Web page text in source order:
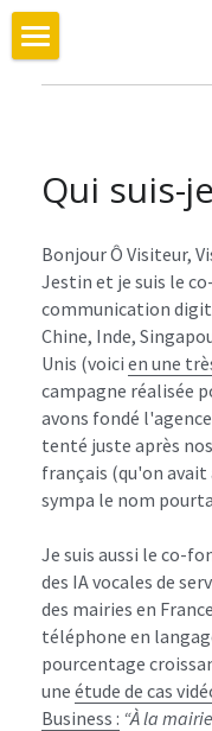
Qui suis-je ?
Mes dernières
S'abonner
Derniers articles
Twitter
Découvrir
Voir le site:
l'Homme sur Mars
Découvrir le livre
ne doit pas
Qui suis-
Bonjour Ô Visiteur,
Jestin et je suis le
communication
Chine, Inde,
Unis (voici en une
campagne réalisée
avons fondé
tenté juste après
français (qu'on avait
sympa le nom
Je suis aussi le co-
des IA vocales de
des mairies en
téléphone en
pourcentage
une étude de cas
Business : “À la